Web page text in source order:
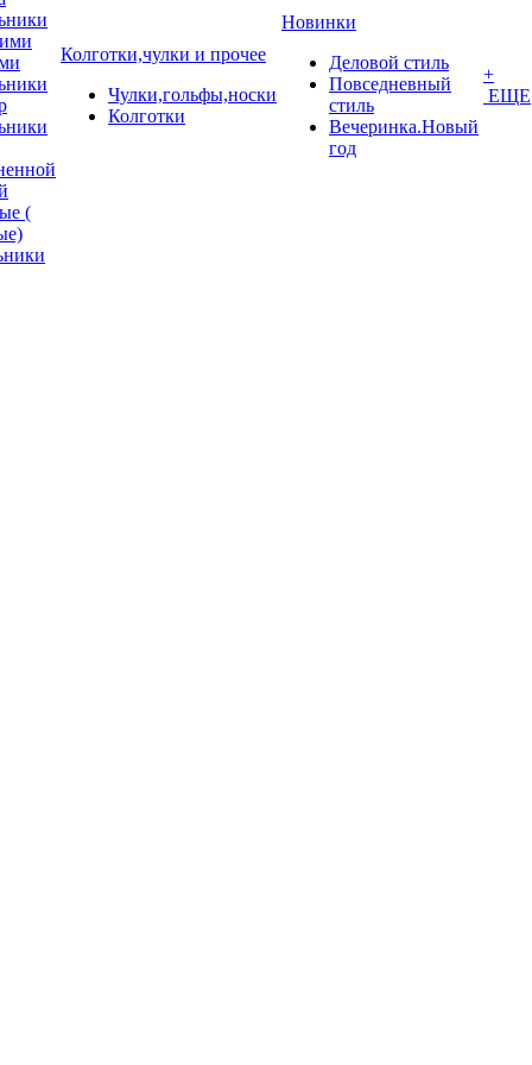
(
Колготки,чулки и прочее
Чулки,гольфы,носки
Колготки
Новинки
Деловой стиль
Повседневный
стиль
Вечеринка.Новый
год
+
ЕЩЕ